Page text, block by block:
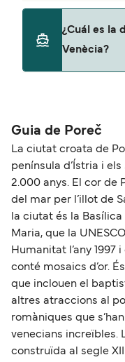
¿Cuál es la
Venècia?
Guia de Poreč
La ciutat croata de
península d’Ístria i
2.000 anys. El cor de
del mar per l’illot de
la ciutat és la
Maria, que la
Humanitat l’any 1997
conté mosaics d’or.
que inclouen el
altres atraccions al
romàniques que
venecians increïbles.
construïda al segle